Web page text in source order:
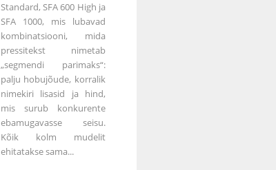
Standard, SFA 600 High ja
SFA 1000, mis lubavad
kombinatsiooni, mida
pressitekst nimetab
„segmendi parimaks“:
palju hobujõude, korralik
nimekiri lisasid ja hind,
mis surub konkurente
ebamugavasse seisu.
Kõik kolm mudelit
ehitatakse sama...